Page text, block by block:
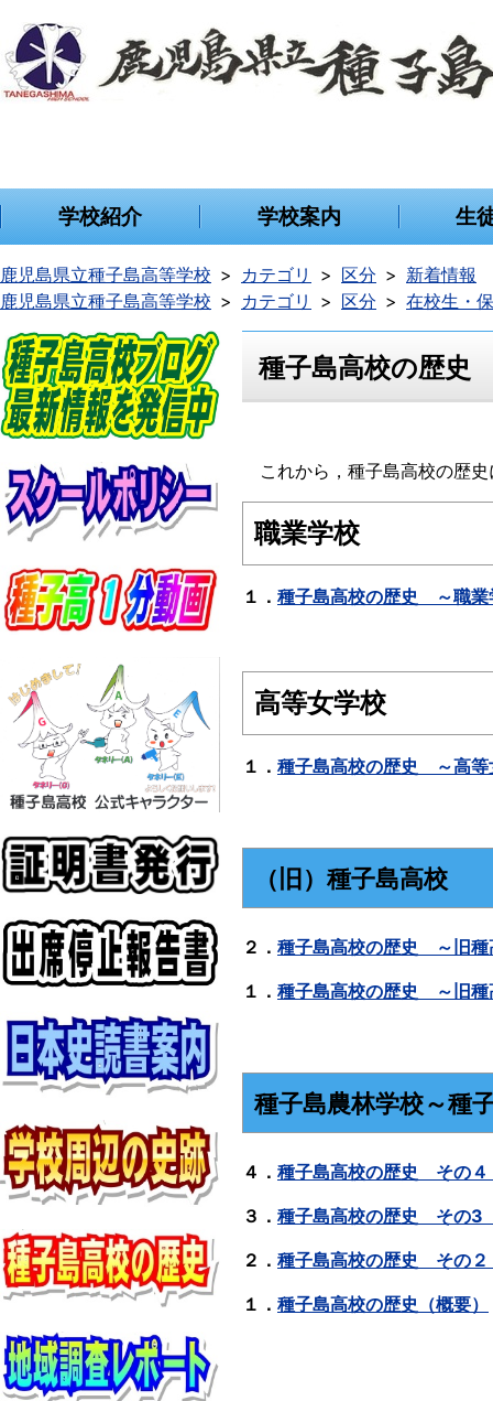
学校紹介 学校案内 生
鹿児島県立種子島高等学校 カテゴリ 区分
新着情報
鹿児島県立種子島高等学校
カテゴリ 区分 在校生・
種子島高校の歴史
これから，種子島高校の歴
職業学校
１． 種子島高校の歴史 ～職
高等女学校
１． 種子島高校の歴史 ～高
（旧）種子島高校
２． 種子島高校の歴史 ～旧
１． 種子島高校の歴史 ～旧
種子島農林学校～種
４． 種子島高校の歴史 その
３． 種子島高校の歴史 その3
２． 種子島高校の歴史 その
１． 種子島高校の歴史（概要）